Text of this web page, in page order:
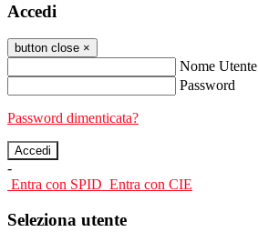
Accedi
button close ×
Nome Utente
Password
Password dimenticata?
-
Entra con SPID Entra con CIE
Seleziona utente